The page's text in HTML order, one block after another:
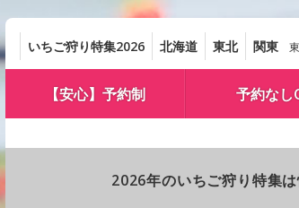
いちご狩り特集2026 北海道 東北 関東
【安心】予約制 予約なし
2026年のいちご狩り特集